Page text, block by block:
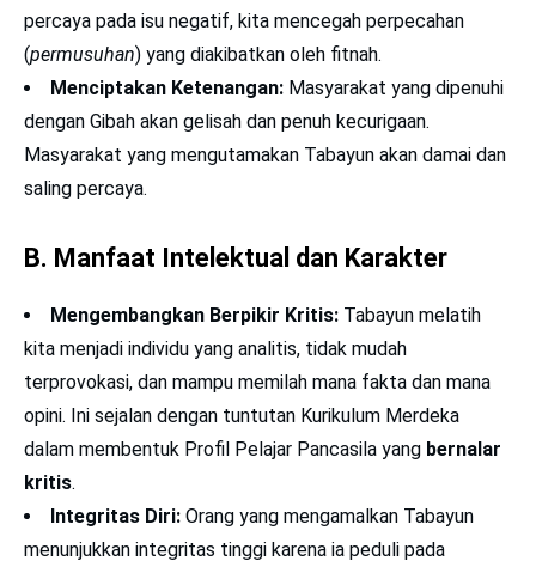
percaya pada isu negatif, kita mencegah perpecahan
(permusuhan) yang diakibatkan oleh fitnah.
Menciptakan Ketenangan: Masyarakat yang dipenuhi
dengan Gibah akan gelisah dan penuh kecurigaan.
Masyarakat yang mengutamakan Tabayun akan damai dan
saling percaya.
B. Manfaat Intelektual dan Karakter
Mengembangkan Berpikir Kritis: Tabayun melatih
kita menjadi individu yang analitis, tidak mudah
terprovokasi, dan mampu memilah mana fakta dan mana
opini. Ini sejalan dengan tuntutan Kurikulum Merdeka
dalam membentuk Profil Pelajar Pancasila yang bernalar
kritis.
Integritas Diri: Orang yang mengamalkan Tabayun
menunjukkan integritas tinggi karena ia peduli pada